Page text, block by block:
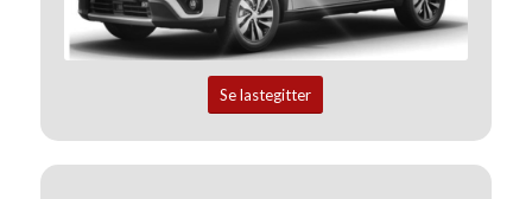
Se lastegitter